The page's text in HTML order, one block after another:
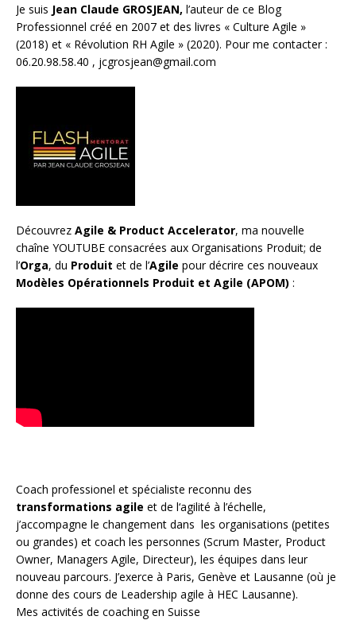
Je suis Jean Claude GROSJEAN, l’auteur de ce Blog
Professionnel créé en 2007 et des livres « Culture Agile »
(2018) et « Révolution RH Agile » (2020). Pour me contacter :
06.20.98.58.40 , jcgrosjean@gmail.com
Découvrez Agile & Product Accelerator, ma nouvelle
chaîne YOUTUBE consacrées aux Organisations Produit; de
l’Orga, du Produit et de l’Agile pour décrire ces nouveaux
Modèles Opérationnels Produit et Agile (APOM) :
Coach professionel et spécialiste reconnu des
transformations agile et de l‘agilité à l’échelle,
j’accompagne le changement dans les organisations (petites
ou grandes) et coach les personnes (Scrum Master, Product
Owner, Managers Agile, Directeur), les équipes dans leur
nouveau parcours. J’exerce à Paris, Genève et Lausanne (où je
donne des cours de Leadership agile à HEC Lausanne).
Mes activités de coaching en Suisse